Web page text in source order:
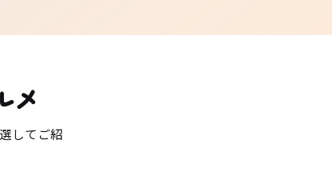
メ
してご紹